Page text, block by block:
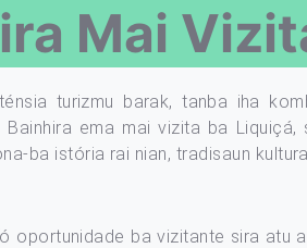
Mai
turizmu barak, tanba iha
Bainhira ema mai vizita ba
ba istória rai nian, tradisaun
oportunidade ba vizitante sira atu